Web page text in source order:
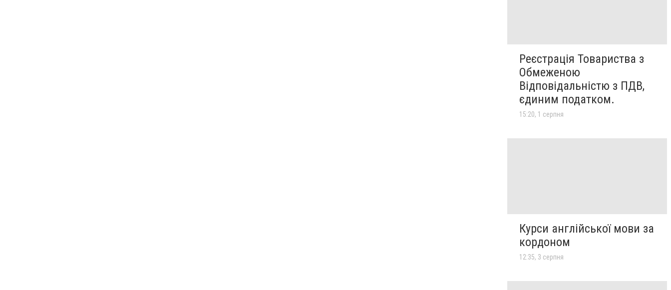
Реєстрація Товариства з
Обмеженою
Відповідальністю з ПДВ,
єдиним податком.
15:20, 1 серпня
Курси англійської мови за
кордоном
12:35, 3 серпня